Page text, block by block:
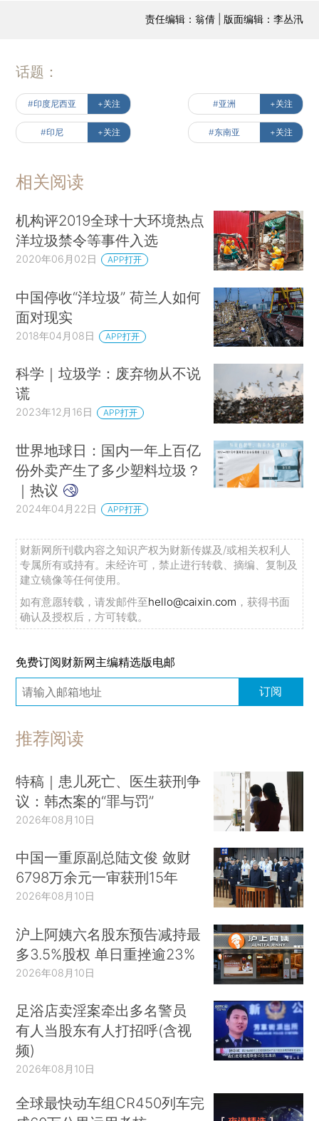
责任编辑：翁倩 | 版面编辑：李丛汛
话题：
#印度尼西亚 +关注 #亚洲 +关注
#印尼 +关注 #东南亚 +关注
相关阅读
机构评2019全球十大环境热点
洋垃圾禁令等事件入选
2020年06月02日 APP打开
中国停收“洋垃圾” 荷兰人如何
面对现实
2018年04月08日 APP打开
科学｜垃圾学：废弃物从不说
谎
2023年12月16日 APP打开
世界地球日：国内一年上百亿
份外卖产生了多少塑料垃圾？
｜热议
2024年04月22日 APP打开
财新网所刊载内容之知识产权为财新传媒及/或相关权利人
专属所有或持有。未经许可，禁止进行转载、摘编、复制及
建立镜像等任何使用。
如有意愿转载，请发邮件至hello@caixin.com ，获得书面
确认及授权后，方可转载。
免费订阅财新网主编精选版电邮
订阅
推荐阅读
特稿｜患儿死亡、医生获刑争
议：韩杰案的“罪与罚”
2026年08月10日
中国一重原副总陆文俊 敛财
6798万余元一审获刑15年
2026年08月10日
沪上阿姨六名股东预告减持最
多3.5%股权 单日重挫逾23%
2026年08月10日
足浴店卖淫案牵出多名警员
有人当股东有人打招呼(含视
频)
2026年08月10日
全球最快动车组CR450列车完